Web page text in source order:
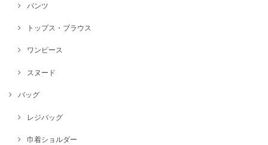
パンツ
トップス・ブラウス
ワンピース
スヌード
バッグ
レジバッグ
巾着ショルダー